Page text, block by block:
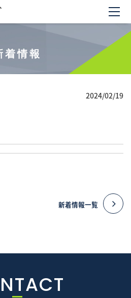
着情報
2024/02/19
新着情報一覧